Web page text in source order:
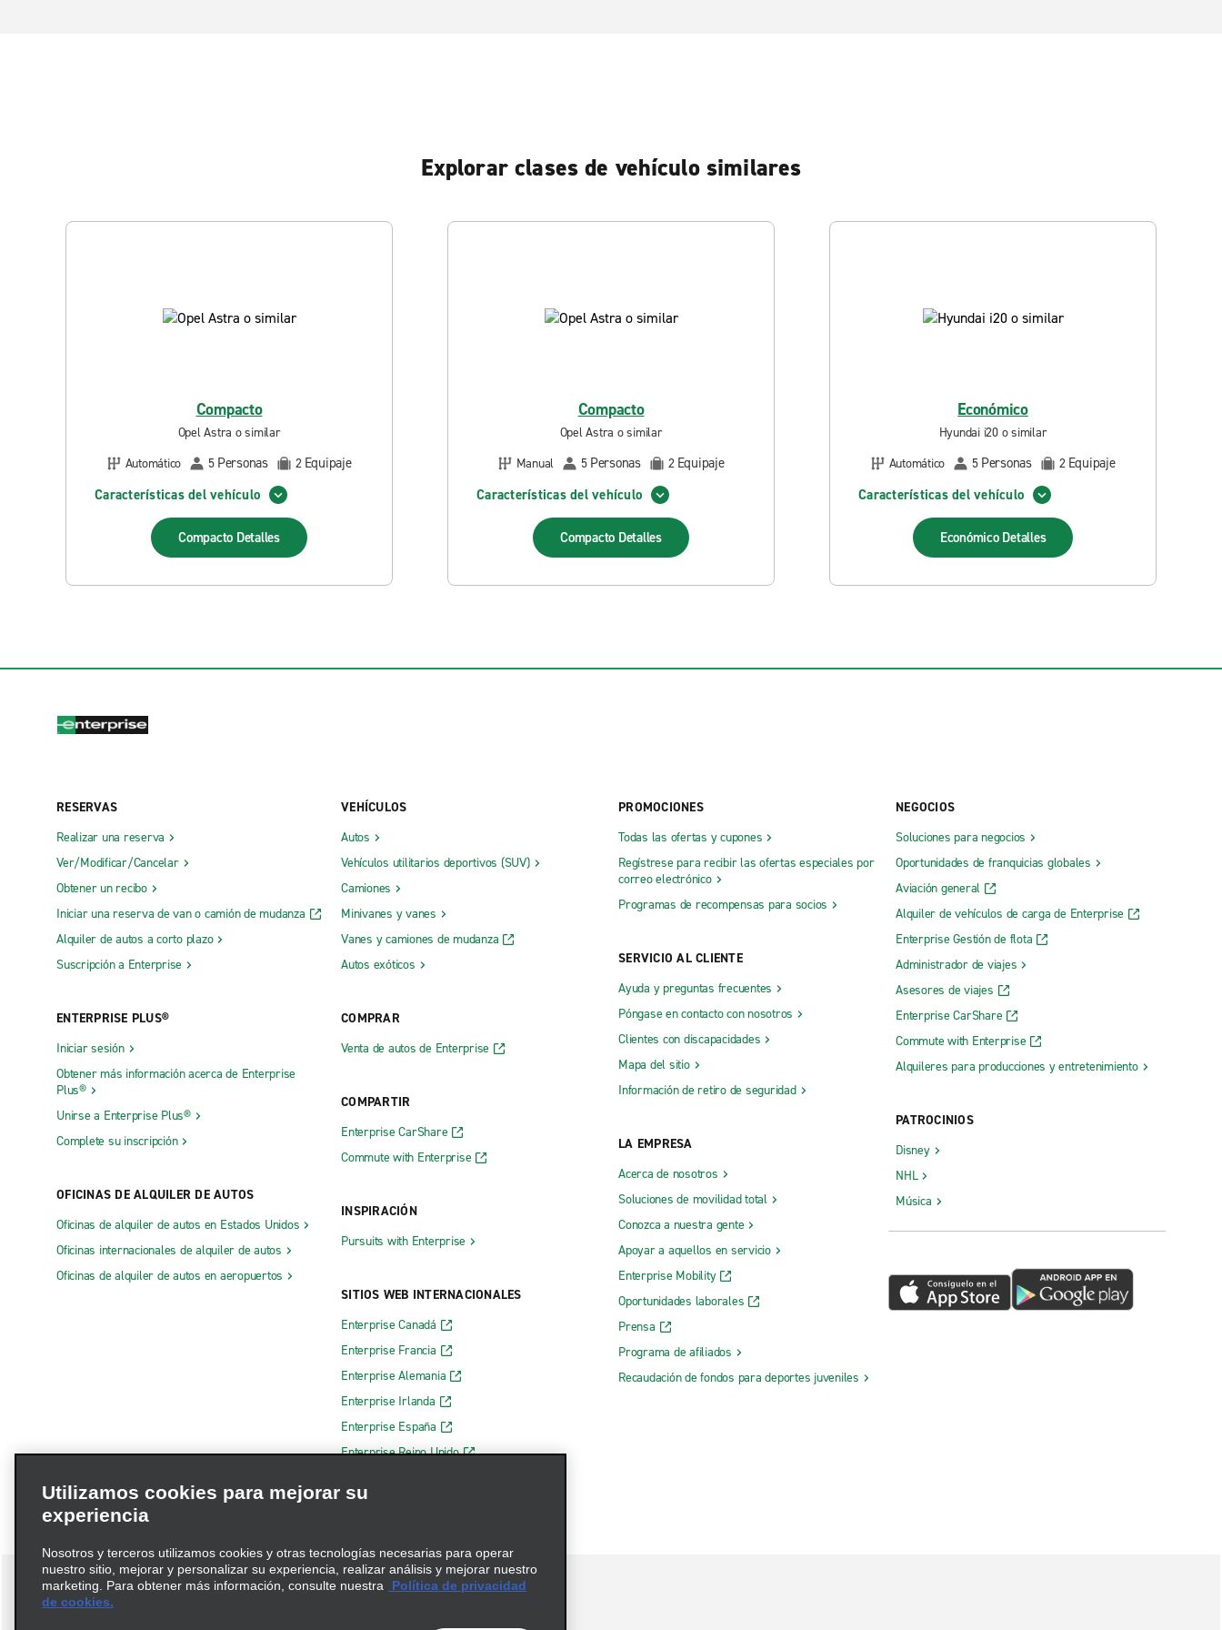
Explorar clases de vehículo similares
Compacto
Opel Astra o similar
Automático
5 Personas 2 Equipaje
Características del vehículo
Compacto Detalles
Compacto
Opel Astra o similar
Manual
5 Personas 2 Equipaje
Características del vehículo
Compacto Detalles
Económico
Hyundai i20 o similar
Automático
5 Personas 2 Equipaje
Características del vehículo
Económico Detalles
RESERVAS
Realizar una reserva
Ver/Modificar/Cancelar
Obtener un recibo
Iniciar una reserva de van o camión de mudanza
Alquiler de autos a corto plazo
Suscripción a Enterprise
ENTERPRISE PLUS®
Iniciar sesión
Obtener más información acerca de Enterprise
Plus®
Unirse a Enterprise Plus®
Complete su inscripción
OFICINAS DE ALQUILER DE AUTOS
Oficinas de alquiler de autos en Estados Unidos
Oficinas internacionales de alquiler de autos
Oficinas de alquiler de autos en aeropuertos
VEHÍCULOS
Autos
Vehículos utilitarios deportivos (SUV)
Camiones
Minivanes y vanes
Vanes y camiones de mudanza
Autos exóticos
COMPRAR
Venta de autos de Enterprise
COMPARTIR
Enterprise CarShare
Commute with Enterprise
INSPIRACIÓN
Pursuits with Enterprise
SITIOS WEB INTERNACIONALES
Enterprise Canadá
Enterprise Francia
Enterprise Alemania
Enterprise Irlanda
Enterprise España
Enterprise Reino Unido
PROMOCIONES
Todas las ofertas y cupones
Regístrese para recibir las ofertas especiales por
correo electrónico
Programas de recompensas para socios
SERVICIO AL CLIENTE
Ayuda y preguntas frecuentes
Póngase en contacto con nosotros
Clientes con discapacidades
Mapa del sitio
Información de retiro de seguridad
LA EMPRESA
Acerca de nosotros
Soluciones de movilidad total
Conozca a nuestra gente
Apoyar a aquellos en servicio
Enterprise Mobility
Oportunidades laborales
Prensa
Programa de afiliados
Recaudación de fondos para deportes juveniles
NEGOCIOS
Soluciones para negocios
Oportunidades de franquicias globales
Aviación general
Alquiler de vehículos de carga de Enterprise
Enterprise Gestión de flota
Administrador de viajes
Asesores de viajes
Enterprise CarShare
Commute with Enterprise
Alquileres para producciones y entretenimiento
PATROCINIOS
Disney
NHL
Música
Utilizamos cookies para mejorar su
experiencia
Nosotros y terceros utilizamos cookies y otras tecnologías necesarias para operar
nuestro sitio, mejorar y personalizar su experiencia, realizar análisis y mejorar nuestro
marketing. Para obtener más información, consulte nuestra
Política de privacidad
de cookies.